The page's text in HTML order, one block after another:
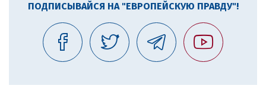
ПОДПИСЫВАЙСЯ НА "ЕВРОПЕЙСКУЮ ПРАВДУ"!